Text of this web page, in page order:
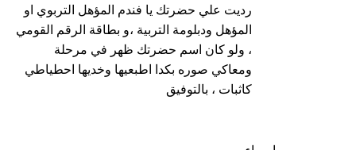
رديت علي حضرتك يا فندم المؤهل التربوي او
المؤهل ودبلومة التربية ،و بطاقة الرقم القومي
، ولو كان اسم حضرتك ظهر في مرحلة
ومعاكي صوره بكدا اطبعيها وخديها احطياطي
كاثبات ، بالتوفيق